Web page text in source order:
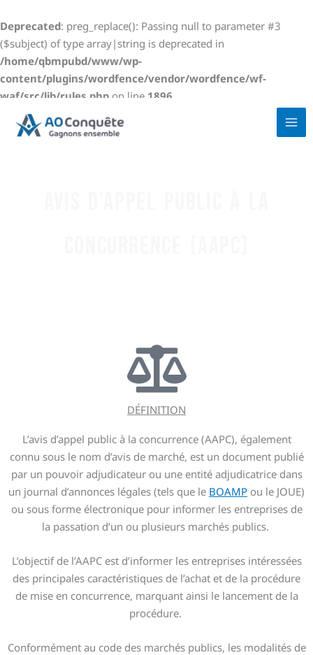
Deprecated: preg_replace(): Passing null to parameter #3
($subject) of type array|string is deprecated in
/home/qbmpubd/www/wp-
content/plugins/wordfence/vendor/wordfence/wf-
waf/src/lib/rules.php on line 1896
au
contenu
DÉFINITION
L’avis d’appel public à la concurrence (AAPC), également
connu sous le nom d’avis de marché, est un document publié
par un pouvoir adjudicateur ou une entité adjudicatrice dans
un journal d’annonces légales (tels que le BOAMP ou le JOUE)
ou sous forme électronique pour informer les entreprises de
la passation d’un ou plusieurs marchés publics.
L’objectif de l’AAPC est d’informer les entreprises intéressées
des principales caractéristiques de l’achat et de la procédure
de mise en concurrence, marquant ainsi le lancement de la
procédure.
Conformément au code des marchés publics, les modalités de